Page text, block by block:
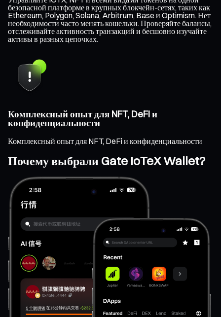
безопасной платформе в крупных блокчейн-сетях, таких как
Ethereum, Polygon, Solana, Arbitrum, Base и Optimism. Нет
необходимости часто менять кошельки. Проверяйте балансы,
отслеживайте активность транзакций и бесшовно изучайте
активы в разных цепочках.
Комплексный опыт для NFT, DeFi и
конфиденциальности
Комплексный опыт для NFT, DeFi и конфиденциальности
Почему выбрали Gate IoTeX Wallet?